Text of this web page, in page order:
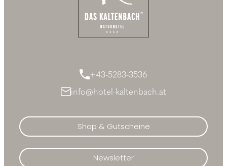
+43-5283-3536
info@hotel-kaltenbach.at
Shop & Gutscheine
Newsletter